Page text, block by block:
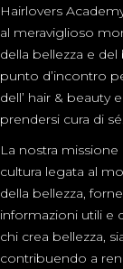
Hairlovers
al meraviglioso
della bellezza e del
punto d’incontro
dell’ hair & beauty
prendersi cura di sé.
La nostra
cultura legata al
della bellezza,
informazioni utili e
chi crea bellezza,
contribuendo a